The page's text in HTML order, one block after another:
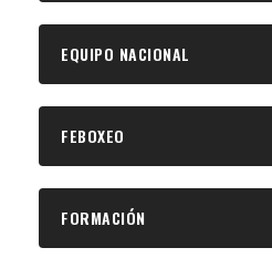
EQUIPO NACIONAL
FEBOXEO
FORMACIÓN